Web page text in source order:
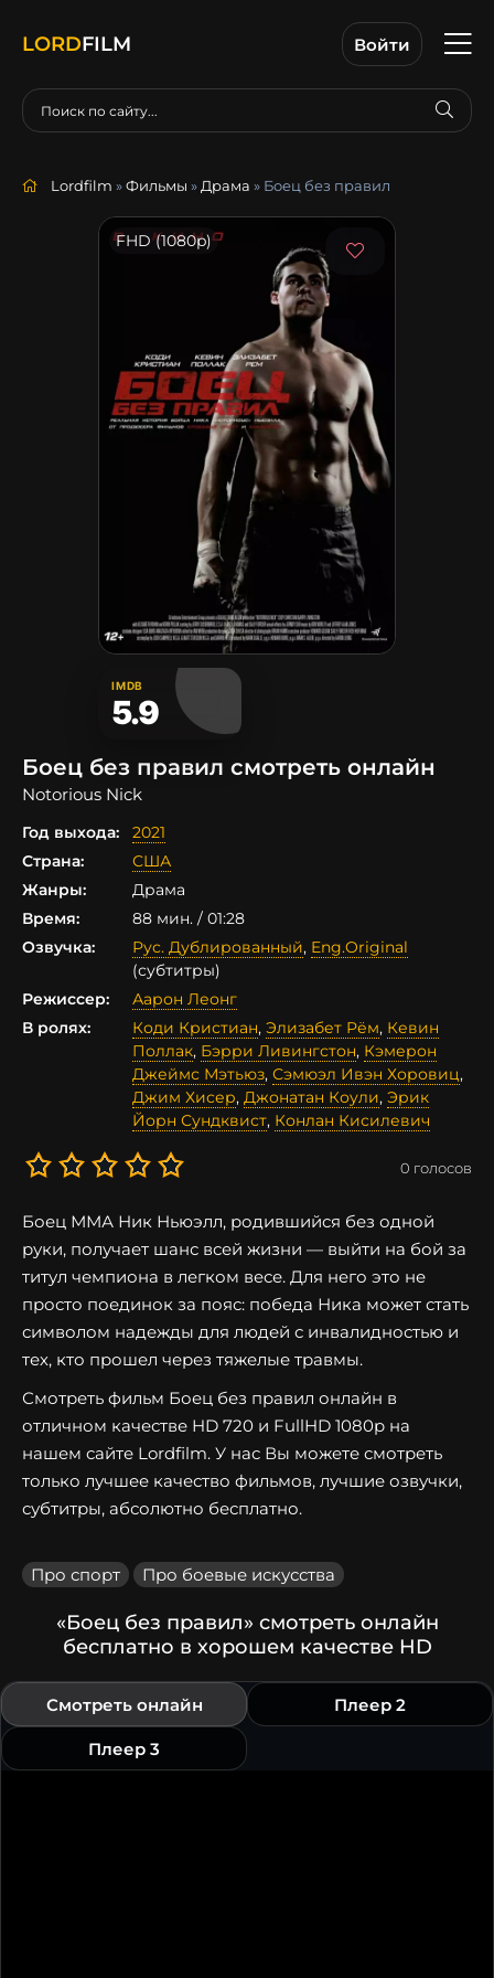
LORDFILM Войти
Lordfilm »Фильмы » Драма » Боец без правил
FHD (1080p)
IMDB
5.9
Боец без правил смотреть онлайн
Notorious Nick
Год выхода:
2021
Страна:
США
Жанры:
Драма
Время:
88 мин. / 01:28
Озвучка:
Рус. Дублированный, Eng.Original
(субтитры)
Режиссер:
Аарон Леонг
В ролях:
Коди Кристиан, Элизабет Рём, Кевин
Поллак, Бэрри Ливингстон, Кэмерон
Джеймс Мэтьюз, Сэмюэл Ивэн Хоровиц,
Джим Хисер, Джонатан Коули, Эрик
Йорн Сундквист, Конлан Кисилевич
0 голосов
Боец ММА Ник Ньюэлл, родившийся без одной
руки, получает шанс всей жизни — выйти на бой за
титул чемпиона в легком весе. Для него это не
просто поединок за пояс: победа Ника может стать
символом надежды для людей с инвалидностью и
тех, кто прошел через тяжелые травмы.
Смотреть фильм Боец без правил онлайн в
отличном качестве HD 720 и FullHD 1080p на
нашем сайте Lordfilm. У нас Вы можете смотреть
только лучшее качество фильмов, лучшие озвучки,
субтитры, абсолютно бесплатно.
Про спорт Про боевые искусства
«Боец без правил» смотреть онлайн
бесплатно в хорошем качестве HD
Смотреть онлайн Плеер 2
Плеер 3